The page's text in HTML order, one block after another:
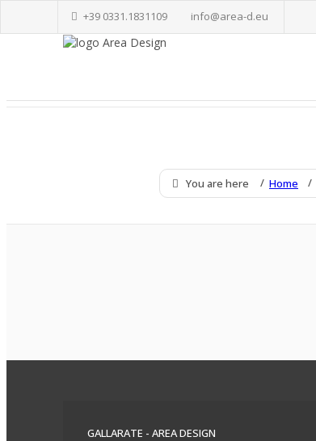
+39 0331.1831109 info@area-d.eu
You are here Home
GALLARATE - AREA DESIGN